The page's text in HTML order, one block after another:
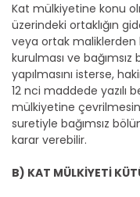
Kat mülkiyetine konu
üzerindeki ortaklığın
veya ortak maliklerden
kurulması ve
yapılmasını isterse,
12 nci maddede yazılı
mülkiyetine
suretiyle bağımsız
karar verebilir.
B) KAT MÜLKİYETİ